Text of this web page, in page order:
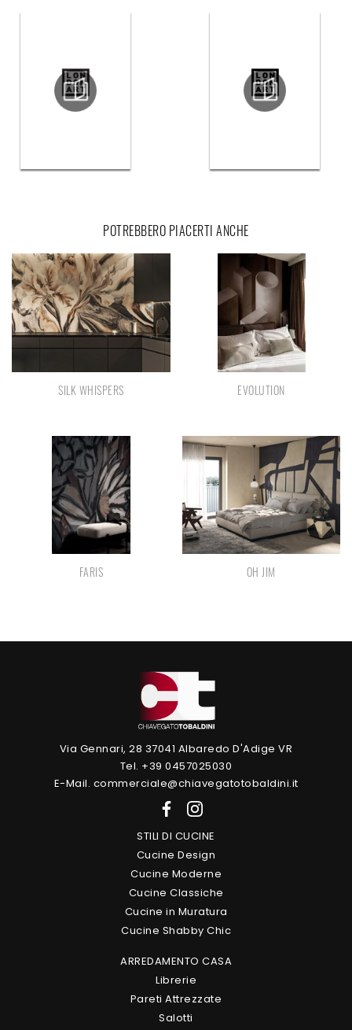
POTREBBERO PIACERTI ANCHE
SILK WHISPERS EVOLUTION
FARIS OH JIM
Via Gennari, 28 37041 Albaredo D'Adige VR
Tel. +39 0457025030
E-Mail. commerciale@chiavegatotobaldini.it
STILI DI CUCINE
Cucine Design
Cucine Moderne
Cucine Classiche
Cucine in Muratura
Cucine Shabby Chic
ARREDAMENTO CASA
Librerie
Pareti Attrezzate
Salotti